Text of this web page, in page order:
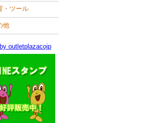
・ツール
他
outletplazacojp